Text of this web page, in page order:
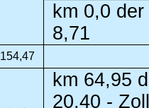
km 0,0
8,71
154,47
km 64,95
20,40 -